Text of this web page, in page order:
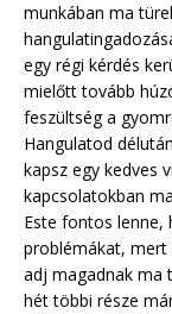
munkában ma
egy régi kérdés
mielőtt tovább
feszültség a
Hangulatod
kapsz egy kedves
kapcsolatokban
Este fontos lenne,
problémákat, mert
adj magadnak ma
hét többi része